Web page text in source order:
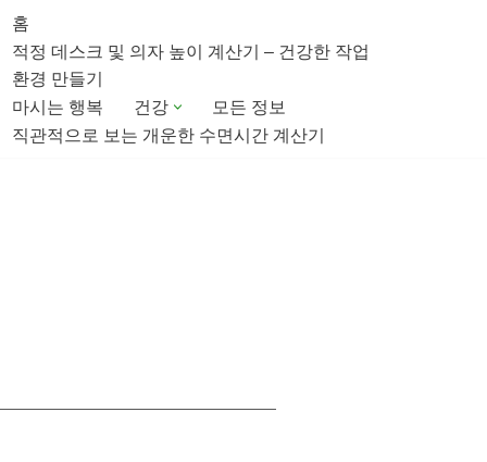
홈
적정 데스크 및 의자 높이 계산기 – 건강한 작업
환경 만들기
마시는 행복
건강
모든 정보
직관적으로 보는 개운한 수면시간 계산기